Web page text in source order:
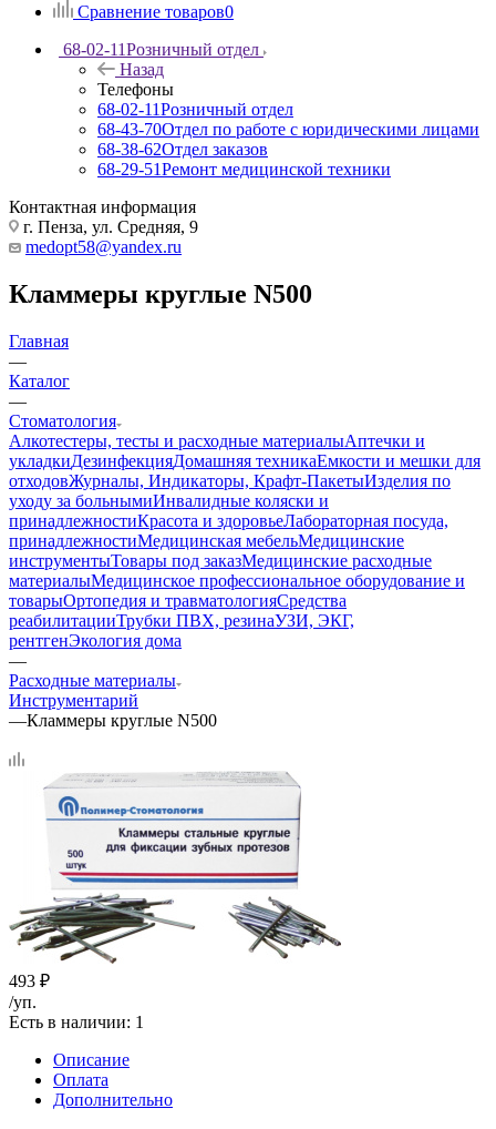
Сравнение товаров0
68-02-11Розничный отдел
Назад
Телефоны
68-02-11Розничный отдел
68-43-70Отдел по работе с юридическими лицами
68-38-62Отдел заказов
68-29-51Ремонт медицинской техники
Контактная информация
г. Пенза, ул. Средняя, 9
medopt58@yandex.ru
Кламмеры круглые N500
Главная
—
Каталог
—
Стоматология
Алкотестеры, тесты и расходные материалыАптечки и
укладкиДезинфекцияДомашняя техникаЕмкости и мешки для
отходовЖурналы, Индикаторы, Крафт-ПакетыИзделия по
уходу за больнымиИнвалидные коляски и
принадлежностиКрасота и здоровьеЛабораторная посуда,
принадлежностиМедицинская мебельМедицинские
инструментыТовары под заказМедицинские расходные
материалыМедицинское профессиональное оборудование и
товарыОртопедия и травматологияСредства
реабилитацииТрубки ПВХ, резинаУЗИ, ЭКГ,
рентгенЭкология дома
—
Расходные материалы
Инструментарий
—Кламмеры круглые N500
493 ₽
/уп.
Есть в наличии: 1
Описание
Оплата
Дополнительно